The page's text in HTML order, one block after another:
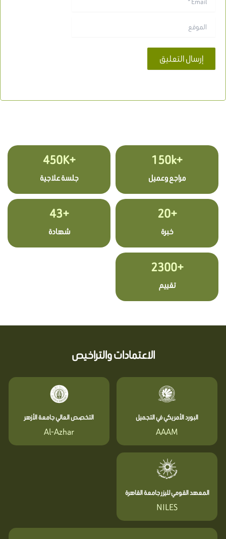
+150k
مراجع وعميل
+450K
جلسة علاجية
+20
خبرة
+43
شهادة
+2300
تقييم
الاعتمادات والتراخيص
البورد الأمريكي في التجميل
AAAM
التخصص العالي جامعة الأزهر
Al-Azhar
المعهد القومي لليزر جامعة القاهرة
NILES